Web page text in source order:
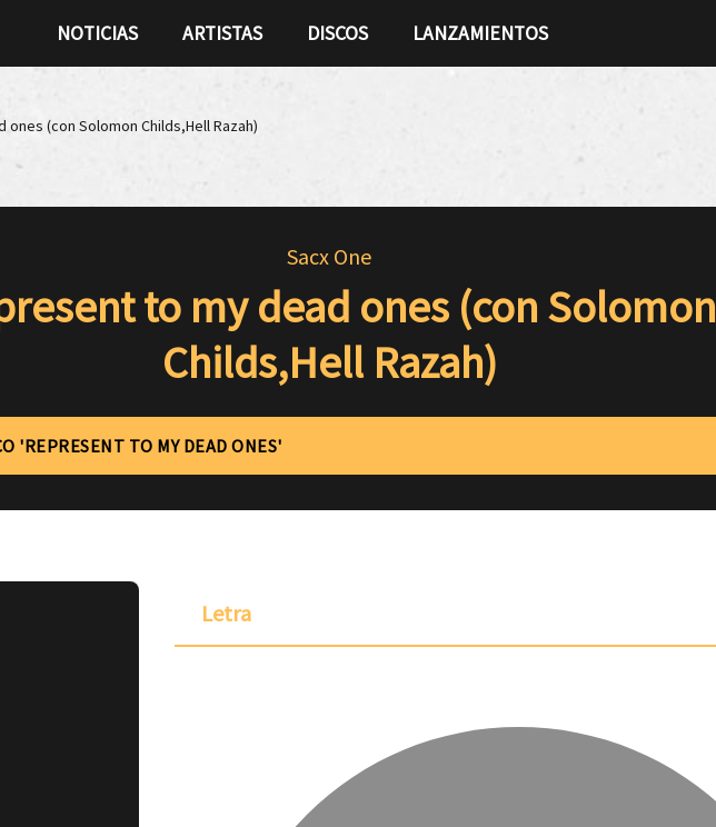
NOTICIAS ARTISTAS DISCOS LANZAMIENTOS
(con Solomon Childs​,​Hell Razah)
Sacx One
to my dead ones (con Solomon
Childs​,​Hell Razah)
'REPRESENT TO MY DEAD ONES'
Letra